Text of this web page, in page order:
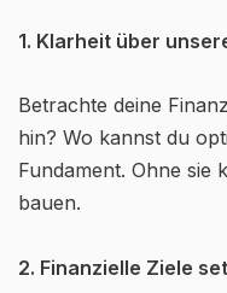
1. Klarheit über
Betrachte deine
hin? Wo kannst du
Fundament. Ohne sie
bauen.
2. Finanzielle Ziele